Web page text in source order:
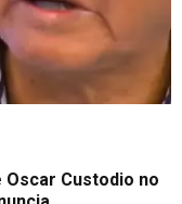
Oscar Custodio no